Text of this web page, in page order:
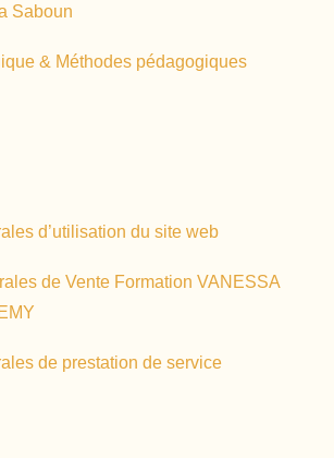
Saboun
& Méthodes pédagogiques
d’utilisation du site web
de Vente Formation VANESSA
de prestation de service